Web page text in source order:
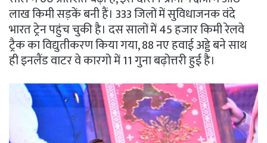
लाख किमी सड़कें बनी हैं। 333 जिलों में सुविधाजनक वंदे
भारत ट्रेन पहुंच चुकी है। दस सालों में 45 हजार किमी रेलवे
ट्रैक का विद्युतीकरण किया गया, 88 नए हवाई अड्डे बने साथ
ही इनलैंड वाटर वे कारगो में 11 गुना बढ़ोत्तरी हुई है।